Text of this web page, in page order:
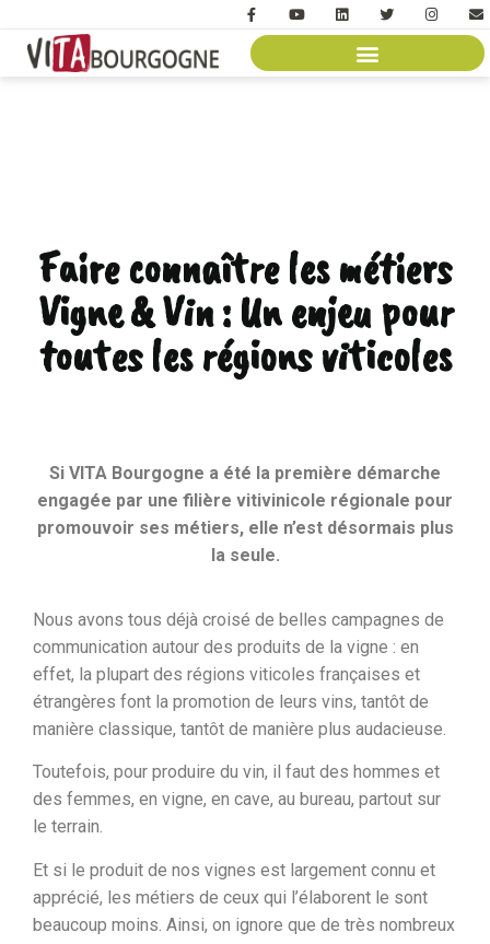
Faire connaître les métiers
Vigne & Vin : Un enjeu pour
toutes les régions viticoles
Si VITA Bourgogne a été la première démarche
engagée par une filière vitivinicole régionale pour
promouvoir ses métiers, elle n’est désormais plus
la seule.
Nous avons tous déjà croisé de belles campagnes de
communication autour des produits de la vigne : en
effet, la plupart des régions viticoles françaises et
étrangères font la promotion de leurs vins, tantôt de
manière classique, tantôt de manière plus audacieuse.
Toutefois, pour produire du vin, il faut des hommes et
des femmes, en vigne, en cave, au bureau, partout sur
le terrain.
Et si le produit de nos vignes est largement connu et
apprécié, les métiers de ceux qui l’élaborent le sont
beaucoup moins. Ainsi, on ignore que de très nombreux